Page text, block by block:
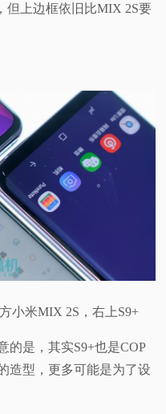
但上边框依旧比MIX 2S要
小米MIX 2S，右上S9+
的是，其实S9+也是COP
造型，更多可能是为了设